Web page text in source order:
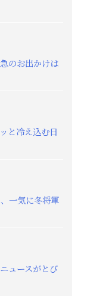
のお出かけは
と冷え込む日
一気に冬将軍
ュースがとび